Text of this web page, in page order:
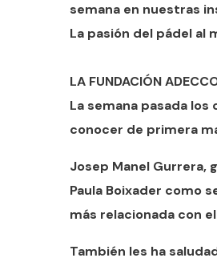
semana en nuestras
La pasión del pádel al
LA FUNDACIÓN
La semana pasada
conocer de primera
Josep Manel Gurrera,
Paula Boixader como
más relacionada con
También les ha